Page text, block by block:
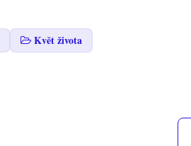
Květ života